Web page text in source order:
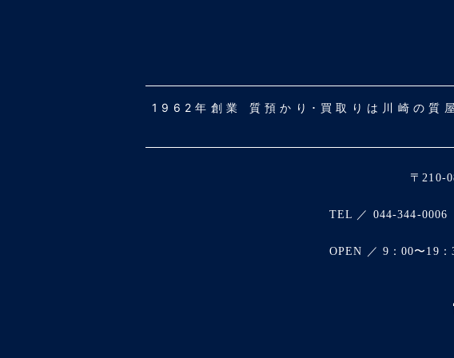
1962年創業 質預かり･買取りは川崎の質
〒210-
TEL ／ 044-344-0006
OPEN ／ 9：00〜19：